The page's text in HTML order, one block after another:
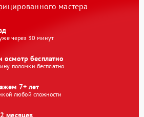
мастера
через 30 минут
осмотр бесплатно
поломки бесплатно
7+ лет
любой сложности
месяцев